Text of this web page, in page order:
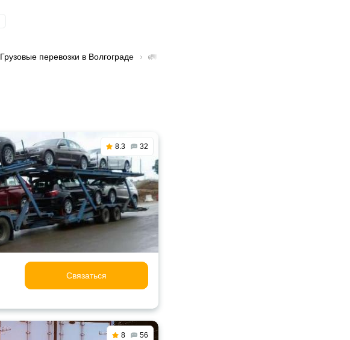
Грузовые перевозки в Волгограде 🚛 Перевозка грузов тонором в Волгограде
8.3 32
Связаться
8 56